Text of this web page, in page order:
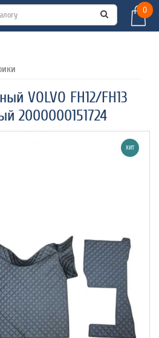
0
VOLVO FH12/FH13
2000000151724
ХИТ